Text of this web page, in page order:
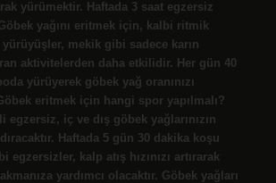
yürümektir. Haftada 3 saat egzersiz
Göbek yağını eritmek için, kalbi ritmik
yürüyüşler, mekik gibi sadece karın
aktivitelerden daha etkilidir. Her gün 40
yürüyerek göbek yağ oranınızı
eritmek için hangi spor yapılmalı?
egzersiz, iç ve dış göbek yağlarınızın
Haftada 5 gün 30 dakika koşu
egzersizler, kalp atış hızınızı artırarak
yardımcı olacaktır. Göbek yağları